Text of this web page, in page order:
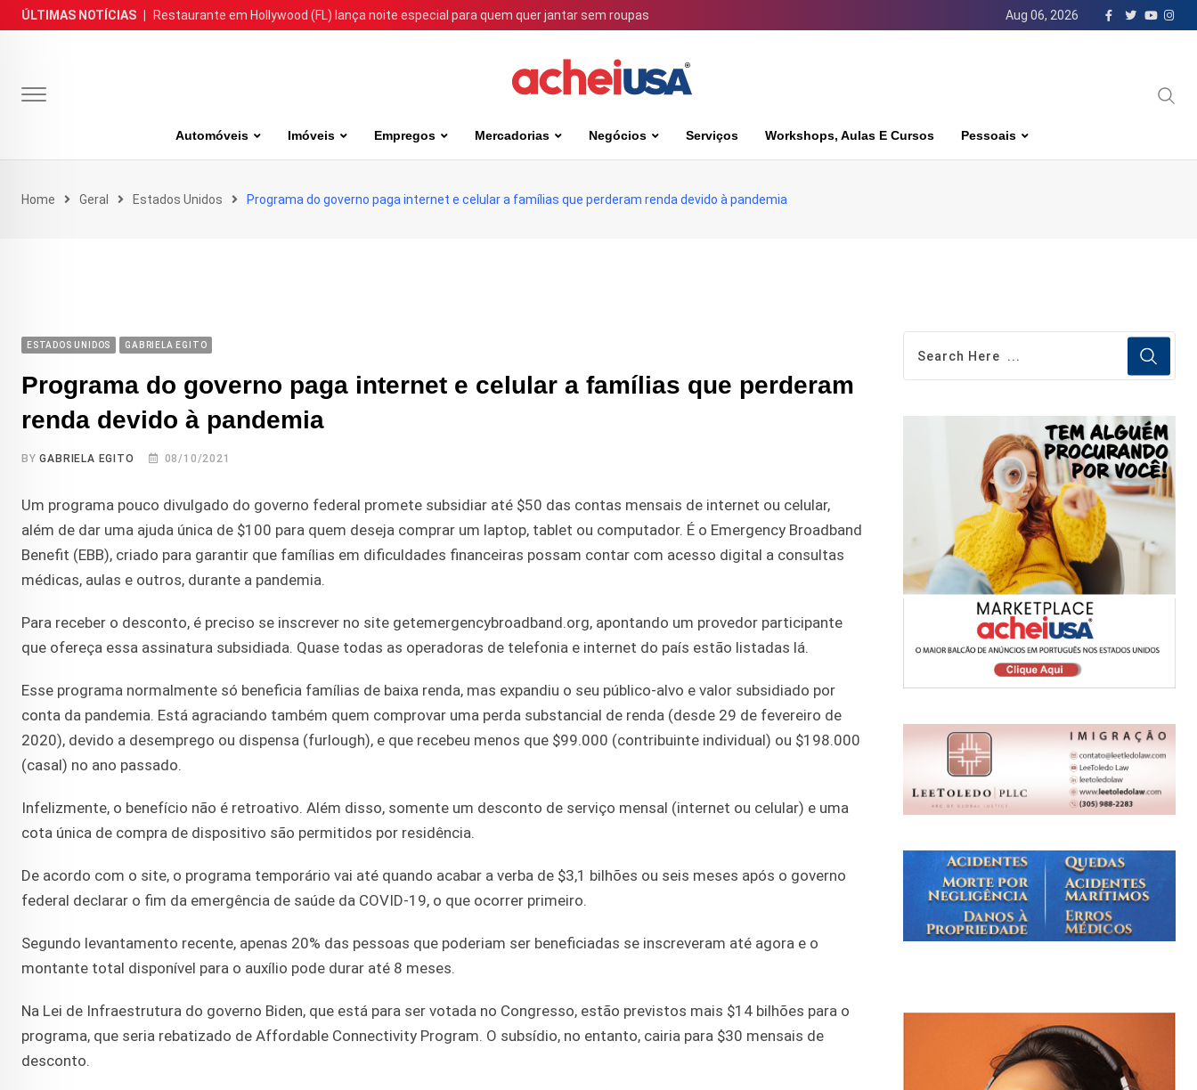
Skip
to
ÚLTIMAS NOTÍCIAS Restaurante em Hollywood (FL) lança noite especial para quem quer jantar sem roupas Aug 06, 2026
Automóveis Imóveis Empregos Mercadorias Negócios Serviços Workshops, Aulas E Cursos Pessoais
Home Geral Estados Unidos Programa do governo paga internet e celular a famílias que perderam renda devido à pandemia
ESTADOS UNIDOS GABRIELA EGITO
Programa do governo paga internet e celular a famílias que perderam
renda devido à pandemia
BYGABRIELA EGITO 08/10/2021
Um programa pouco divulgado do governo federal promete subsidiar até $50 das contas mensais de internet ou celular,
além de dar uma ajuda única de $100 para quem deseja comprar um laptop, tablet ou computador. É o Emergency Broadband
Benefit (EBB), criado para garantir que famílias em dificuldades financeiras possam contar com acesso digital a consultas
médicas, aulas e outros, durante a pandemia.
Para receber o desconto, é preciso se inscrever no site getemergencybroadband.org, apontando um provedor participante
que ofereça essa assinatura subsidiada. Quase todas as operadoras de telefonia e internet do país estão listadas lá.
Esse programa normalmente só beneficia famílias de baixa renda, mas expandiu o seu público-alvo e valor subsidiado por
conta da pandemia. Está agraciando também quem comprovar uma perda substancial de renda (desde 29 de fevereiro de
2020), devido a desemprego ou dispensa (furlough), e que recebeu menos que $99.000 (contribuinte individual) ou $198.000
(casal) no ano passado.
Infelizmente, o benefício não é retroativo. Além disso, somente um desconto de serviço mensal (internet ou celular) e uma
cota única de compra de dispositivo são permitidos por residência.
De acordo com o site, o programa temporário vai até quando acabar a verba de $3,1 bilhões ou seis meses após o governo
federal declarar o fim da emergência de saúde da COVID-19, o que ocorrer primeiro.
Segundo levantamento recente, apenas 20% das pessoas que poderiam ser beneficiadas se inscreveram até agora e o
montante total disponível para o auxílio pode durar até 8 meses.
Na Lei de Infraestrutura do governo Biden, que está para ser votada no Congresso, estão previstos mais $14 bilhões para o
programa, que seria rebatizado de Affordable Connectivity Program. O subsídio, no entanto, cairia para $30 mensais de
desconto.